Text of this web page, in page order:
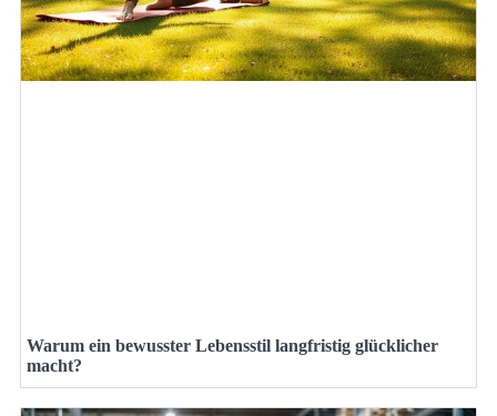
Warum ein bewusster Lebensstil langfristig glücklicher
macht?